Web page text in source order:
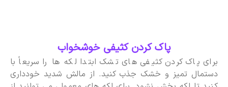
پاک کردن کثیفی خوشخواب
برای پاک کردن کثیفی های تشک ابتدا لکه ها را سریعاً با
دستمال تمیز و خشک جذب کنید. از مالش شدید خودداری